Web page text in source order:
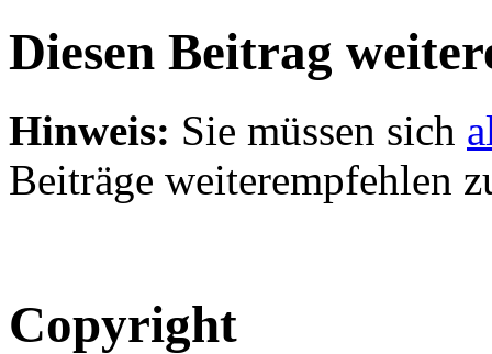
Diesen Beitrag
Hinweis: Sie müssen sich
Beiträge weiterempfehlen
Copyright